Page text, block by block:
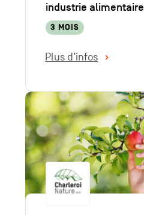
industrie alimentaire
3 MOIS
Plus d’infos